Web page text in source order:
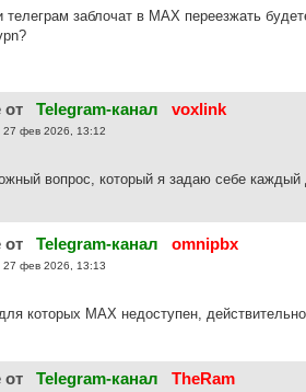
телеграм заблочат в МАХ переезжать
от Telegram-канал voxlink
27 фев 2026, 13:12
вопрос, который я задаю себе каждый
от Telegram-канал omnipbx
27 фев 2026, 13:13
которых МАХ недоступен,
от Telegram-канал TheRam